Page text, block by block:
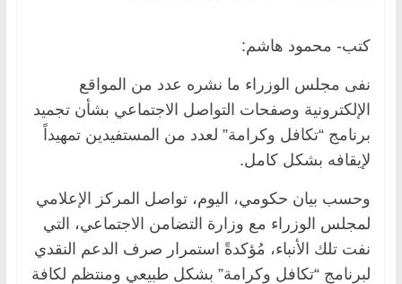
كتب- محمود هاشم:
نفى مجلس الوزراء ما نشره عدد من المواقع
الإلكترونية وصفحات التواصل الاجتماعي بشأن تجميد
برنامج “تكافل وكرامة” لعدد من المستفيدين تمهيداً
لإيقافه بشكل كامل.
وحسب بيان حكومي، اليوم، تواصل المركز الإعلامي
لمجلس الوزراء مع وزارة التضامن الاجتماعي، التي
نفت تلك الأنباء، مُؤكدةً استمرار صرف الدعم النقدي
لبرنامج “تكافل وكرامة” بشكل طبيعي ومنتظم لكافة